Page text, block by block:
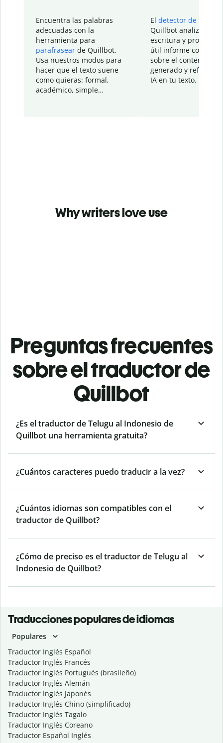
Encuentra las palabras
adecuadas con la
herramienta para
parafrasear de Quillbot.
Usa nuestros modos para
hacer que el texto suene
como quieras: formal,
académico, simple…
El detector de IA
Quillbot analiza tu
escritura y
útil informe con
sobre el contenido
generado y refinado
IA en tu texto.
Why writers love use
Preguntas frecuentes
sobre el traductor de
Quillbot
¿Es el traductor de Telugu al Indonesio de
Quillbot una herramienta gratuita?
¿Cuántos caracteres puedo traducir a la vez?
¿Cuántos idiomas son compatibles con el
traductor de Quillbot?
¿Cómo de preciso es el traductor de Telugu al
Indonesio de Quillbot?
Traducciones populares de idiomas
Populares
Traductor Inglés Español
Traductor Inglés Francés
Traductor Inglés Portugués (brasileño)
Traductor Inglés Alemán
Traductor Inglés Japonés
Traductor Inglés Chino (simplificado)
Traductor Inglés Tagalo
Traductor Inglés Coreano
Traductor Español Inglés